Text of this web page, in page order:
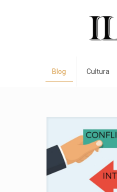
Blog Cultura